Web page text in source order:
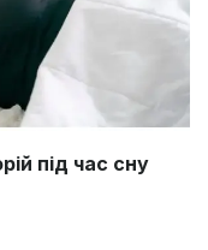
під час сну